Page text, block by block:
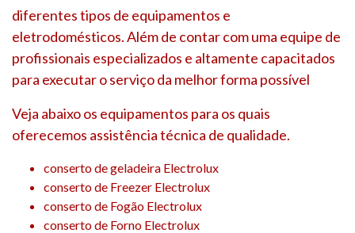
diferentes tipos de equipamentos e
eletrodomésticos. Além de contar com uma equipe de
profissionais especializados e altamente capacitados
para executar o serviço da melhor forma possível
Veja abaixo os equipamentos para os quais
oferecemos assistência técnica de qualidade.
conserto de geladeira Electrolux
conserto de Freezer Electrolux
conserto de Fogão Electrolux
conserto de Forno Electrolux